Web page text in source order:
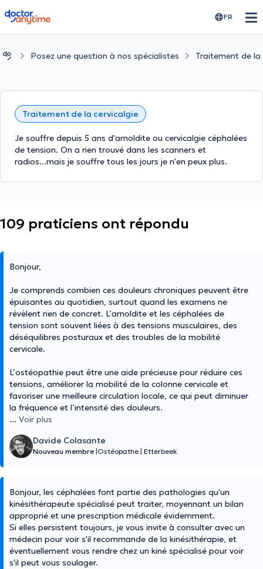
doctoranytime FR
Posez une question à nos spécialistes Traitement de la
Traitement de la cervicalgie
Je souffre depuis 5 ans d'arnoldite ou cervicalgie céphalées
de tension. On a rien trouvé dans les scanners et
radios...mais je souffre tous les jours je n'en peux plus.
109 praticiens ont répondu
Bonjour,
Je comprends combien ces douleurs chroniques peuvent être
épuisantes au quotidien, surtout quand les examens ne
révèlent rien de concret. L’arnoldite et les céphalées de
tension sont souvent liées à des tensions musculaires, des
déséquilibres posturaux et des troubles de la mobilité
cervicale.
L’ostéopathie peut être une aide précieuse pour réduire ces
tensions, améliorer la mobilité de la colonne cervicale et
favoriser une meilleure circulation locale, ce qui peut diminuer
la fréquence et l’intensité des douleurs.
... Voir plus
Davide Colasante
Nouveau membre Ostéopathe Etterbeek
Bonjour, les céphalées font partie des pathologies qu'un
kinésithérapeute spécialisé peut traiter, moyennant un bilan
approprié et une prescription médicale évidemment.
Si elles persistent toujours, je vous invite à consulter avec un
médecin pour voir s'il recommande de la kinésithérapie, et
éventuellement vous rendre chez un kiné spécialisé pour voir
s'il peut vous soulager.